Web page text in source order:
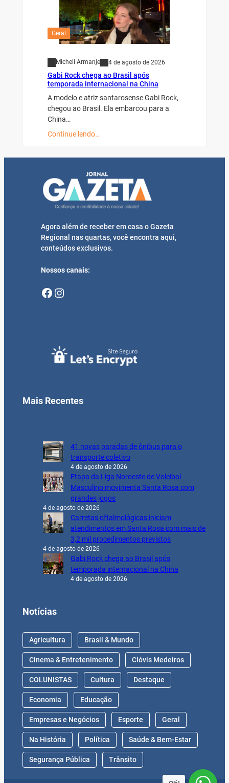
Geral
Micheli Armanje 4 de agosto de 2026
Gabi Rock chega ao Brasil após
temporada internacional na China
A modelo e atriz santarosense Gabi Rock,
chegou ao Brasil. Ela embarcou para a
China…
Continue lendo…
Agora além de receber em casa o Gazeta
Regional nas quartas, você encontra aqui,
conteúdos exclusivos.
Nossos canais:
Facebook Instagram
Mais Recentes
41 novas paradas de ônibus para o
transporte coletivo
4 de agosto de 2026
Etapa da Liga Noroeste de Voleibol
Masculino movimenta Santa Rosa com
grandes jogos
4 de agosto de 2026
Carretas oftalmológicas iniciam
atendimentos em Santa Rosa com mais de
3,2 mil procedimentos previstos
4 de agosto de 2026
Gabi Rock chega ao Brasil após
temporada internacional na China
4 de agosto de 2026
Notícias
Agricultura Brasil & Mundo
Cinema & Entretenimento Clóvis Medeiros
COLUNISTAS Cultura Destaque
Economia Educação
Empresas e Negócios Esporte Geral
Na História Política Saúde & Bem-Estar
Segurança Pública Trânsito